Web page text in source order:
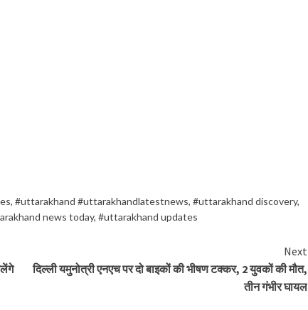
, #uttarakhand #uttarakhandlatestnews, #uttarakhand discovery,
news today, #uttarakhand updates
Next
दिल्ली यमुनोत्री एनएच पर दो बाइकों की भीषण टक्कर, 2 युवकों की मौत,
तीन गंभीर घायल